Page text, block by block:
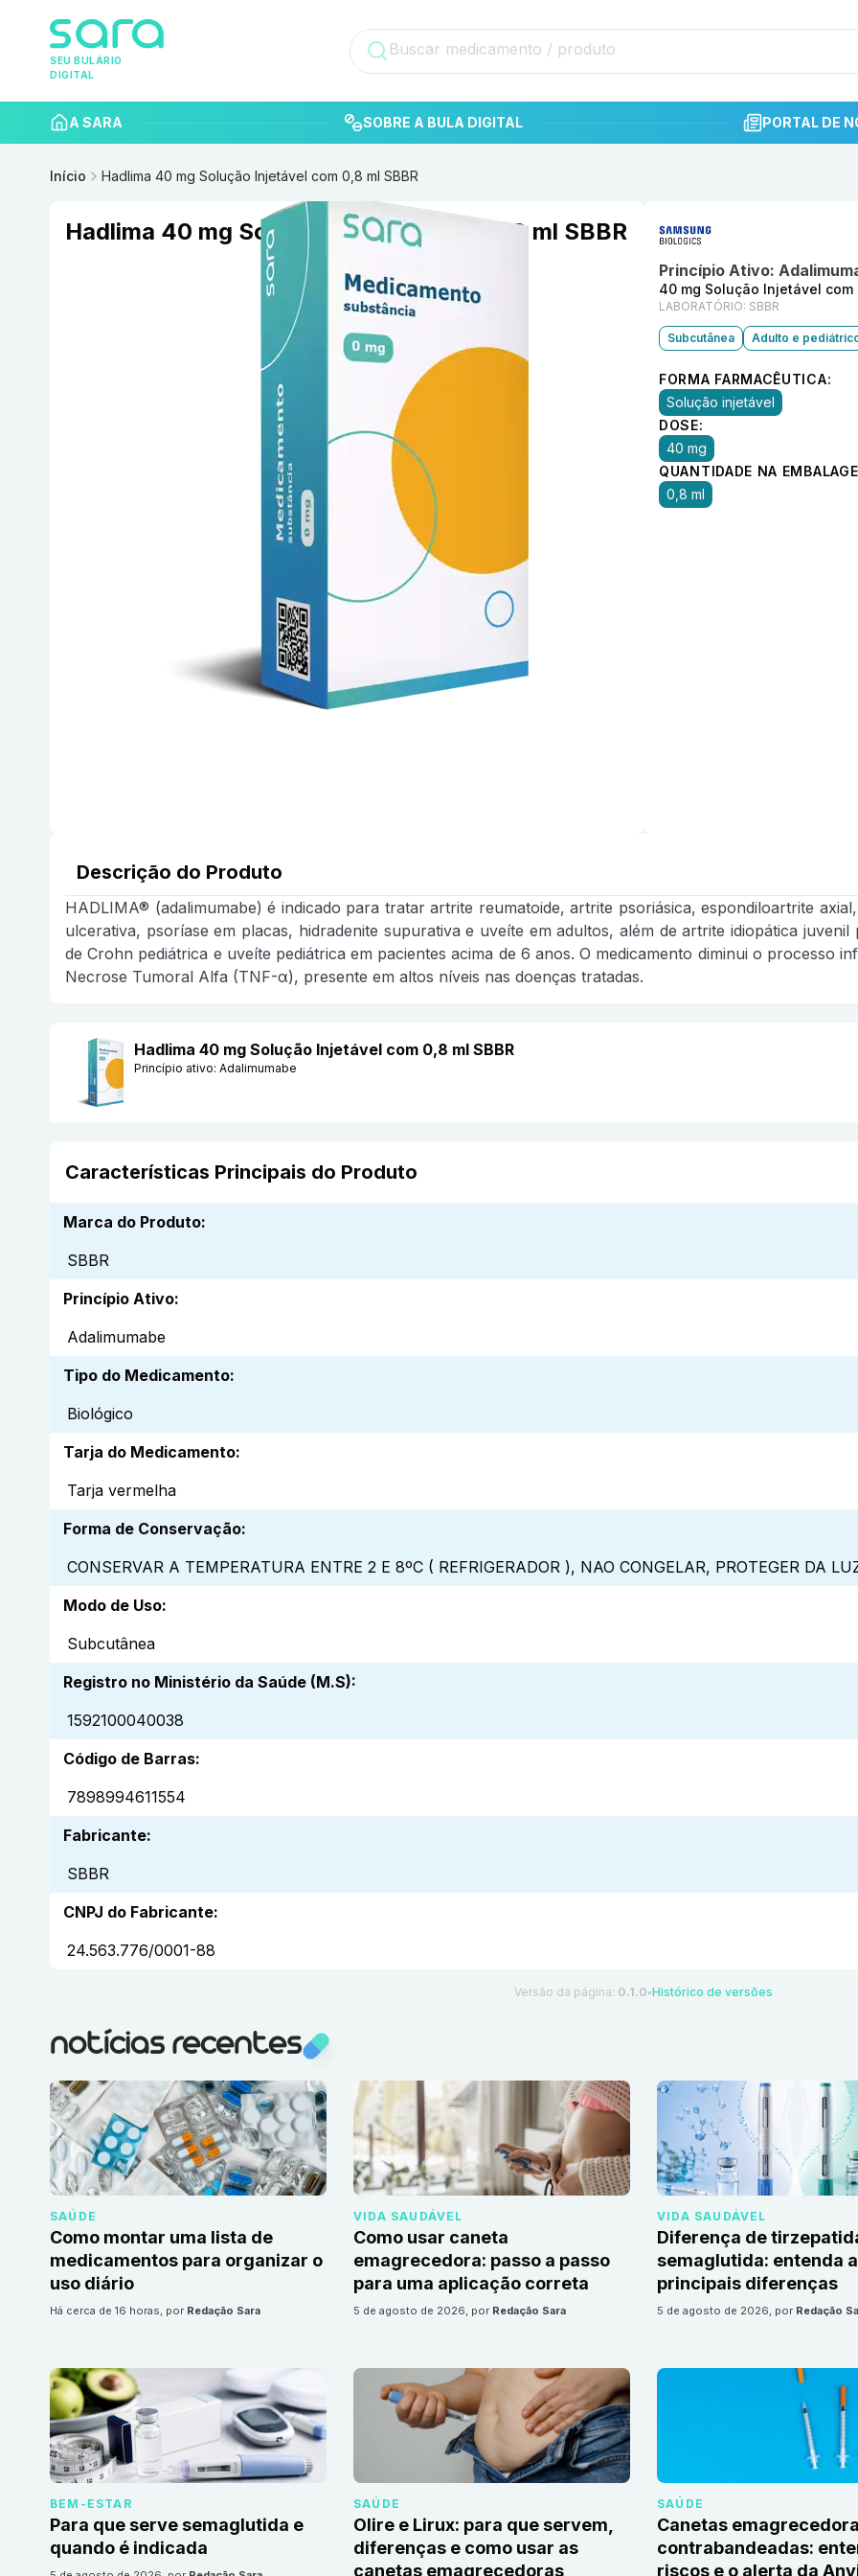
SEU BULÁRIO
DIGITAL
A SARA SOBRE A BULA DIGITAL PORTAL DE
Início Hadlima 40 mg Solução Injetável com 0,8 ml SBBR
Hadlima 40 mg Solução Injetável com 0,8 ml SBBR
Princípio Ativo:
40 mg Solução Injetável com
LABORATÓRIO: SBBR
Subcutânea Adulto e
FORMA FARMACÊUTICA:
Solução injetável
DOSE:
40 mg
QUANTIDADE NA
0,8 ml
Descrição do Produto
HADLIMA® (adalimumabe) é indicado para tratar artrite reumatoide, artrite psoriásica, espondiloartrite
ulcerativa, psoríase em placas, hidradenite supurativa e uveíte em adultos, além de artrite idiopática
de Crohn pediátrica e uveíte pediátrica em pacientes acima de 6 anos. O medicamento diminui o processo
Necrose Tumoral Alfa (TNF-α), presente em altos níveis nas doenças tratadas.
Hadlima 40 mg Solução Injetável com 0,8 ml SBBR
Princípio ativo: Adalimumabe
Características Principais do Produto
Marca do Produto:
SBBR
Princípio Ativo:
Adalimumabe
Tipo do Medicamento:
Biológico
Tarja do Medicamento:
Tarja vermelha
Forma de Conservação:
CONSERVAR A TEMPERATURA ENTRE 2 E 8ºC ( REFRIGERADOR ), NAO CONGELAR, PROTEGER DA
Modo de Uso:
Subcutânea
Registro no Ministério da Saúde (M.S):
1592100040038
Código de Barras:
7898994611554
Fabricante:
SBBR
CNPJ do Fabricante:
24.563.776/0001-88
Versão da página: 0.1.0 ●Histórico de versões
notícias recentes
SAÚDE
Como montar uma lista de
medicamentos para organizar o
uso diário
há cerca de 16 horas, por Redação Sara
VIDA SAUDÁVEL
Como usar caneta
emagrecedora: passo a passo
para uma aplicação correta
5 de agosto de 2026, por Redação Sara
VIDA SAUDÁVEL
Diferença de
semaglutida: entenda
principais diferenças
5 de agosto de 2026, por Redação
BEM-ESTAR
Para que serve semaglutida e
quando é indicada
SAÚDE
Olire e Lirux: para que servem,
diferenças e como usar as
canetas emagrecedoras
SAÚDE
Canetas
contrabandeadas:
riscos e o alerta da